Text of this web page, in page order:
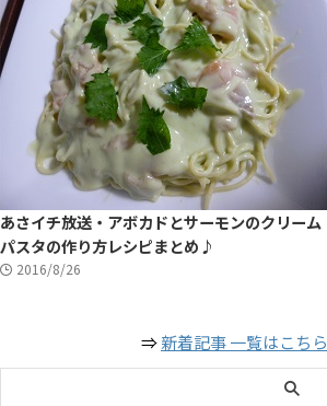
あさイチ放送・アボカドとサーモンのクリーム
パスタの作り方レシピまとめ♪
2016/8/26
⇒新着記事 一覧はこちら